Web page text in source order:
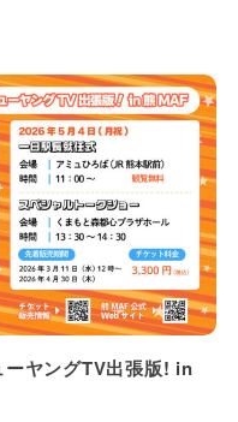
ヤングTV出張版! in